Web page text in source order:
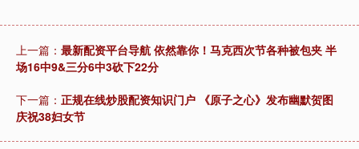
上一篇： 最新配资平台导航 依然靠你！马克西次节各种被包夹 半
场16中9&三分6中3砍下22分
下一篇： 正规在线炒股配资知识门户 《原子之心》发布幽默贺图
庆祝38妇女节